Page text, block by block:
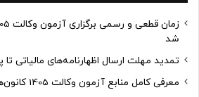
شد
تمدید مهلت ارسال اظهارنامه‌های مالیاتی تا
معرفی کامل منابع آزمون وکالت 1405 کانون‌های وکلای دادگستری